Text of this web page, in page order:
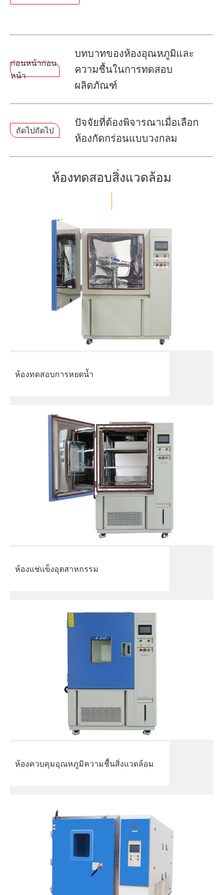
ก่อนหน้าก่อน
หน้า
บทบาทของห้องอุณหภูมิและ
ความชื้นในการทดสอบ
ผลิตภัณฑ์
ถัดไปถัดไป
ปัจจัยที่ต้องพิจารณาเมื่อเลือก
ห้องกัดกร่อนแบบวงกลม
ห้องทดสอบสิ่งแวดล้อม
ห้องทดสอบการหยดน้ำ
ห้องแช่แข็งอุตสาหกรรม
ห้องควบคุมอุณหภูมิความชื้นสิ่งแวดล้อม